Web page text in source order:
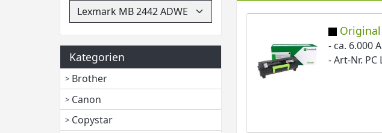
Kategorien
Brother
Canon
Copystar
Original
- ca. 6.000
- Art-Nr. PC